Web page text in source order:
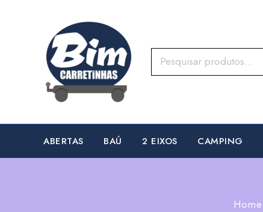
ABERTAS BAÚ 2 EIXOS CAMPING
Home